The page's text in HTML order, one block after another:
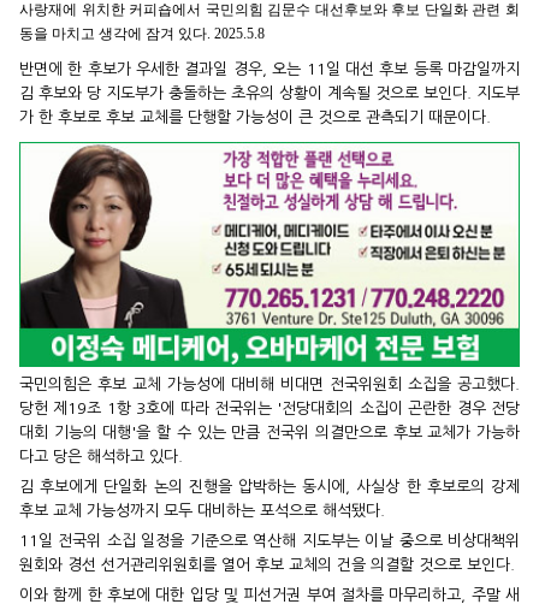
사랑재에 위치한 커피숍에서 국민의힘 김문수 대선후보와 후보 단일화 관련 회
동을 마치고 생각에 잠겨 있다. 2025.5.8
반면에 한 후보가 우세한 결과일 경우, 오는 11일 대선 후보 등록 마감일까지
김 후보와 당 지도부가 충돌하는 초유의 상황이 계속될 것으로 보인다. 지도부
가 한 후보로 후보 교체를 단행할 가능성이 큰 것으로 관측되기 때문이다.
국민의힘은 후보 교체 가능성에 대비해 비대면 전국위원회 소집을 공고했다.
당헌 제19조 1항 3호에 따라 전국위는 '전당대회의 소집이 곤란한 경우 전당
대회 기능의 대행'을 할 수 있는 만큼 전국위 의결만으로 후보 교체가 가능하
다고 당은 해석하고 있다.
김 후보에게 단일화 논의 진행을 압박하는 동시에, 사실상 한 후보로의 강제
후보 교체 가능성까지 모두 대비하는 포석으로 해석됐다.
11일 전국위 소집 일정을 기준으로 역산해 지도부는 이날 중으로 비상대책위
원회와 경선 선거관리위원회를 열어 후보 교체의 건을 의결할 것으로 보인다.
이와 함께 한 후보에 대한 입당 및 피선거권 부여 절차를 마무리하고, 주말 새